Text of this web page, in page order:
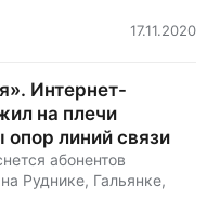
17.11.2020
Интернет-
на плечи
опор линий связи
абонентов
Руднике, Гальянке,